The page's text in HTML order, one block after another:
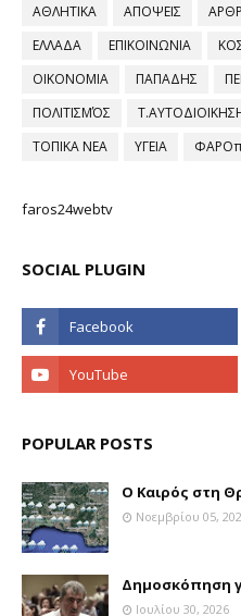
ΑΘΛΗΤΙΚΑ ΑΠΟΨΕΙΣ
ΕΛΛΑΔΑ
ΕΠΙΚΟΙΝΩΝΙΑ
ΟΙΚΟΝΟΜΙΑ
ΠΑΠΑΔΗΣ
ΠΟΛΙΤΙΣΜΌΣ
ΤΟΠΙΚΑ ΝΕΑ
ΥΓΕΙΑ
faros24webtv
SOCIAL PLUGIN
POPULAR POSTS
Ο Καιρός στη
Νοεμβρίου 05,
Δημοσκόπηση
Ιουλίου 30, 2026